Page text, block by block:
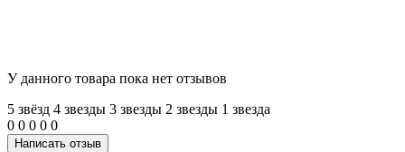
У данного товара пока нет отзывов
5 звёзд 4 звeзды 3 звeзды 2 звeзды 1 звeзда
0 0 0 0 0
Написать отзыв